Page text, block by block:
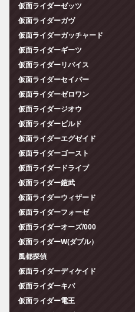
仮面ライダーゼッツ
仮面ライダーガヴ
仮面ライダーガッチャード
仮面ライダーギーツ
仮面ライダーリバイス
仮面ライダーセイバー
仮面ライダーゼロワン
仮面ライダージオウ
仮面ライダービルド
仮面ライダーエグゼイド
仮面ライダーゴースト
仮面ライダードライブ
仮面ライダー鎧武
仮面ライダーウィザード
仮面ライダーフォーゼ
仮面ライダーオーズ/000
仮面ライダーW(ダブル）
風都探偵
仮面ライダーディケイド
仮面ライダーキバ
仮面ライダー電王